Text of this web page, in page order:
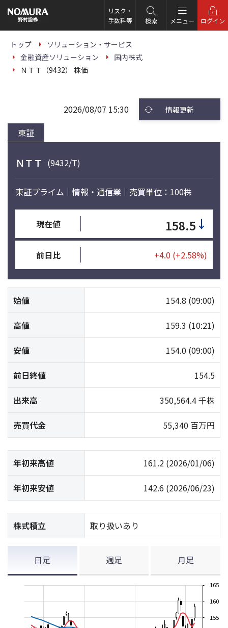
の
ー
リスク・
手数料等
検索 メニュー ログイン
トップ
ソリューション・サービス
金融資産ソリューション
国内株式
ＮＴＴ（9432） 株価
東証
2026/08/07 15:30 情報更新
ＮＴＴ (9432/T)
東証プライム 情報・通信業 売買単位：100株
現在値 158.5 ↓
前日比 +4.0 (+2.58%)
始値 154.8 (09:00)
高値 159.3 (10:21)
安値 154.0 (09:00)
前日終値 154.5
出来高 350,564.4 千株
売買代金 55,340 百万円
年初来高値 161.2 (2026/01/06)
年初来安値 142.6 (2026/06/23)
株式積立 取り扱いあり
日足 週足 月足
155
160
165